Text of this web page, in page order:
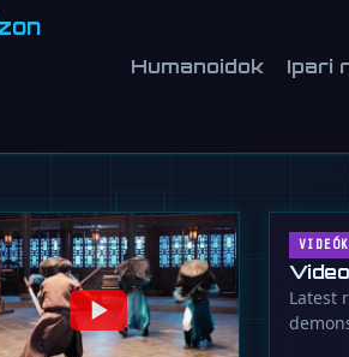
Humanoidok Ipari
el az utópisztikus AI-álmokat.
stratégia 10 millió robot bevetésére
VIDEÓK
Latest